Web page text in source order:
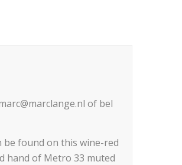
of bel
be found on this wine-red
hand of Metro 33 muted